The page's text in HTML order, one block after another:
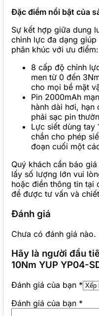
Đặc điểm nổi bật của
Sự kết hợp giữa dung
chỉnh lực đa dạng
phân khúc với ưu điểm:
8 cấp độ chỉnh
men từ 0 đến
cho mọi bề mặt
Pin 2000mAh
hành dài hơi,
phải sạc pin
Lực siết dùng tay
chắn cho phép
đoạn cuối một
Quý khách cần báo
lấy số lượng lớn vui
hoặc điền thông tin tại
để được tư vấn và
Đánh giá
Chưa có đánh giá nào.
Hãy là người đầu
10Nm YUP YP04-
Đánh giá của bạn *
Đánh giá của bạn *